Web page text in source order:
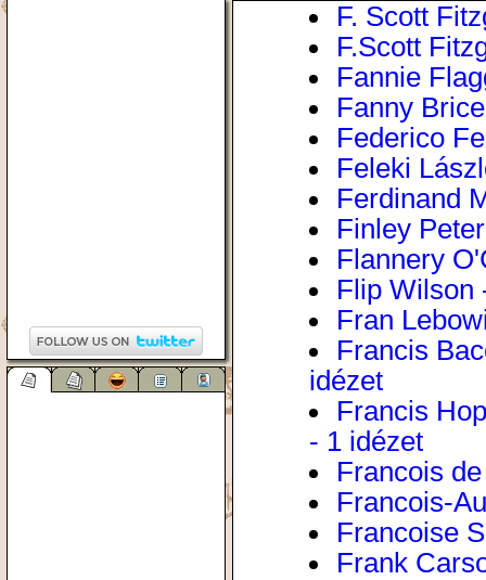
F. Scott
F.Scott
Fannie
Fanny
Federico
Feleki
Ferdinand
Finley
Flannery
Flip Wilson
Fran
Francis
idézet
Francis
- 1 idézet
Francois
Francois-
Francoise
Frank